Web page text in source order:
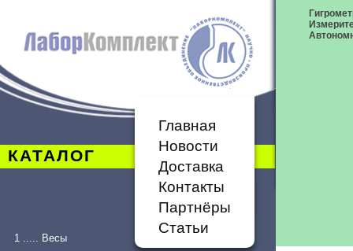
КАТАЛОГ
Главная
Новости
Доставка
Контакты
Партнёры
Статьи
1 ..... Весы